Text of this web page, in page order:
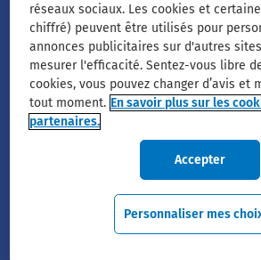
Mon contrat
Mes identifiants /
connexion à
personnel
réseaux sociaux. Les cookies et
chiffré) peuvent être utilisés pour
annonces publicitaires sur d'autres
mesurer l'efficacité. Sentez-vous libre
cookies, vous pouvez changer d’avis et
tout moment. En savoir plus sur les
partenaires.
Accepter
Personnaliser mes